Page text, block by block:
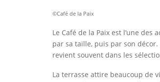
©Café de la Paix
Le Café de la Paix est l’une
par sa taille, puis par son
revient souvent dans les
La terrasse attire beaucoup de